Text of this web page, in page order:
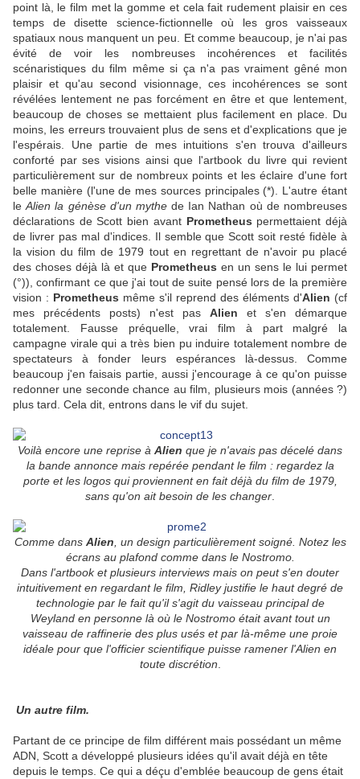
point là, le film met la gomme et cela fait rudement plaisir en ces
temps de disette science-fictionnelle où les gros vaisseaux
spatiaux nous manquent un peu. Et comme beaucoup, je n'ai pas
évité de voir les nombreuses incohérences et facilités
scénaristiques du film même si ça n'a pas vraiment gêné mon
plaisir et qu'au second visionnage, ces incohérences se sont
révélées lentement ne pas forcément en être et que lentement,
beaucoup de choses se mettaient plus facilement en place. Du
moins, les erreurs trouvaient plus de sens et d'explications que je
l'espérais. Une partie de mes intuitions s'en trouva d'ailleurs
conforté par ses visions ainsi que l'artbook du livre qui revient
particulièrement sur de nombreux points et les éclaire d'une fort
belle manière (l'une de mes sources principales (*). L'autre étant
leAlien la génèse d'un mythede Ian Nathan où de nombreuses
déclarations de Scott bien avant Prometheus permettaient déjà
de livrer pas mal d'indices. Il semble que Scott soit resté fidèle à
la vision du film de 1979 tout en regrettant de n'avoir pu placé
des choses déjà là et que Prometheus en un sens le lui permet
(°)), confirmant ce que j'ai tout de suite pensé lors de la première
vision : Prometheus même s'il reprend des éléments d'Alien (cf
mes précédents posts) n'est pas Alien et s'en démarque
totalement. Fausse préquelle, vrai film à part malgré la
campagne virale qui a très bien pu induire totalement nombre de
spectateurs à fonder leurs espérances là-dessus. Comme
beaucoup j'en faisais partie, aussi j'encourage à ce qu'on puisse
redonner une seconde chance au film, plusieurs mois (années ?)
plus tard. Cela dit, entrons dans le vif du sujet.
Voilà encore une reprise à Alien que je n'avais pas décelé dans
la bande annonce mais repérée pendant le film : regardez la
porte et les logos qui proviennent en fait déjà du film de 1979,
sans qu'on ait besoin de les changer
Comme dans Alien , un design particulièrement soigné. Notez les
écrans au plafond comme dans le Nostromo.
Dans l'artbook et plusieurs interviews mais on peut s'en douter
intuitivement en regardant le film, Ridley justifie le haut degré de
technologie par le fait qu'il s'agit du vaisseau principal de
Weyland en personne là où le Nostromo était avant tout un
vaisseau de raffinerie des plus usés et par là-même une proie
idéale pour que l'officier scientifique puisse ramener l'Alien en
toute discrétion
Un autre film.
Partant de ce principe de film différent mais possédant un même
ADN, Scott a développé plusieurs idées qu'il avait déjà en tête
depuis le temps. Ce qui a déçu d'emblée beaucoup de gens était